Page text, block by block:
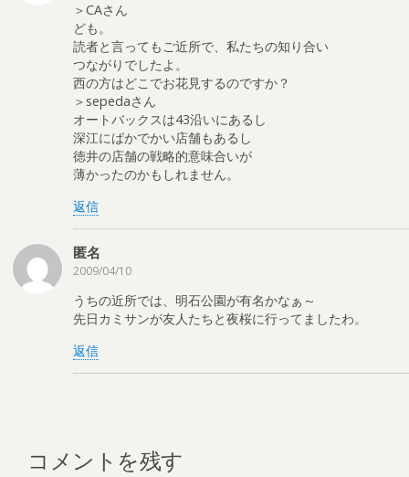
＞CAさん
ども。
読者と言ってもご近所で、私たちの知り合い
つながりでしたよ。
西の方はどこでお花見するのですか？
＞sepedaさん
オートバックスは43沿いにあるし
深江にばかでかい店舗もあるし
徳井の店舗の戦略的意味合いが
薄かったのかもしれません。
返信
匿名
2009/04/10
うちの近所では、明石公園が有名かなぁ～
先日カミサンが友人たちと夜桜に行ってましたわ。
返信
コメントを残す